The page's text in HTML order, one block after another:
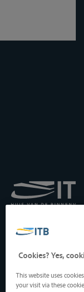
het Transport langs de
Drukpersstraat 19
1000 Brussel, België
Tel: +32 2 217 09 67
http://www.itb-info.be
Cookies? Yes,
This website uses
your visit via these